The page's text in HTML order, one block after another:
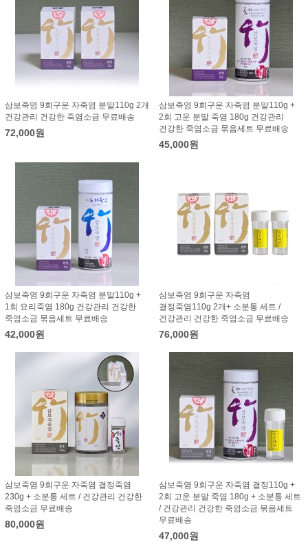
삼보죽염 9회구운 자죽염 분말110g 2개
건강관리 건강한 죽염소금 무료배송
72,000원
삼보죽염 9회구운 자죽염 분말110g +
2회 고운 분말 죽염 180g 건강관리
건강한 죽염소금 묶음세트 무료배송
45,000원
삼보죽염 9회구운 자죽염 분말110g +
1회 요리죽염 180g 건강관리 건강한
죽염소금 묶음세트 무료배송
42,000원
삼보죽염 9회구운 자죽염
결정죽염110g 2개+ 소분통 세트 /
건강관리 건강한 죽염소금 무료배송
76,000원
삼보죽염 9회구운 자죽염 결정죽염
230g + 소분통 세트 / 건강관리 건강한
죽염소금 무료배송
80,000원
삼보죽염 9회구운 자죽염 결정110g +
2회 고운 분말 죽염 180g + 소분통 세트
/ 건강관리 건강한 죽염소금 묶음세트
무료배송
47,000원